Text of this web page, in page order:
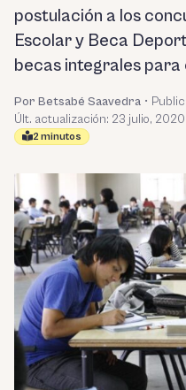
postulación a los
Escolar y Beca
becas integrales para
Por Betsabé Saavedra •
Últ. actualización: 23 julio, 2020
2 minutos